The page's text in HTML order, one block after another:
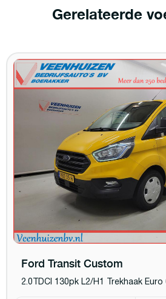
Gerelateerde
Ford Transit Custom
2.0TDCI 130pk L2/H1 Trekhaak Euro